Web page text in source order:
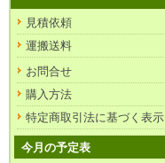
見積依頼
運搬送料
お問合せ
購入方法
特定商取引法に基づく表示
今月の予定表